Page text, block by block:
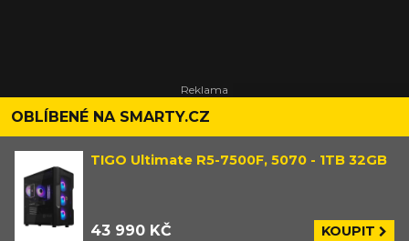
OBLÍBENÉ NA SMARTY.CZ
TIGO Ultimate R5-7500F, 5070 - 1TB 32GB
43 990 KČ KOUPIT